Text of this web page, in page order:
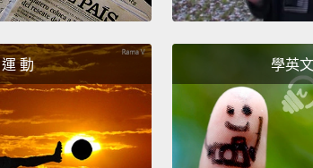
people with specific nutritional needs, we
in therapeutic foods and dietary
DSM 所提供許多成功解方的例證之一是我們
灑在餐點上，這些營養素粉廣泛被接受，因
不會改變食物的顏色或風味。研究顯示這些
運 動 學英